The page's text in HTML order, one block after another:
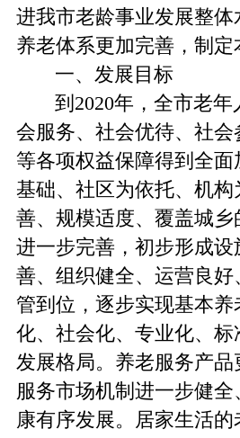
进我市老龄事业发展整体
养老体系更加完善，制定
一、发展目标
到2020年，全市老
会服务、社会优待、社
等各项权益保障得到全面
基础、社区为依托、机
善、规模适度、覆盖城
进一步完善，初步形成
善、组织健全、运营良
管到位，逐步实现基本养
化、社会化、专业化、
发展格局。养老服务产
服务市场机制进一步健
康有序发展。居家生活